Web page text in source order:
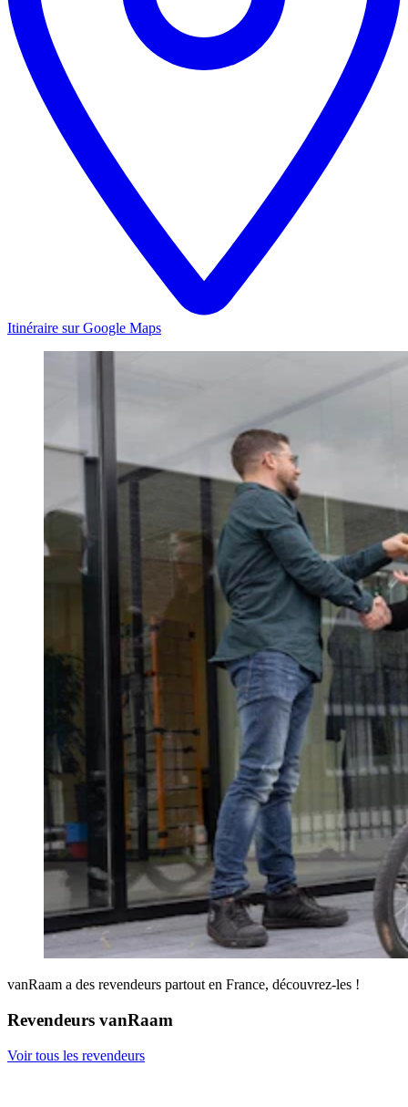
Itinéraire sur Google Maps
vanRaam a des revendeurs partout en France, découvrez-les !
Revendeurs vanRaam
Voir tous les revendeurs